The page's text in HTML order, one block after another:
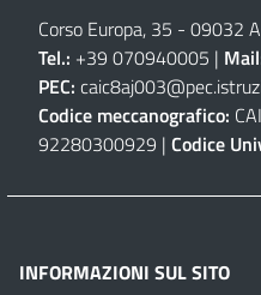
Corso Europa, 35 - 09032
Tel.: +39 070940005 |
PEC:
Codice meccanografico:
92280300929 | Codice
INFORMAZIONI SUL SITO